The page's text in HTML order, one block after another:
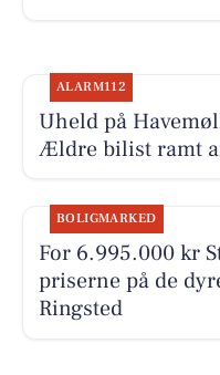
ALARM112
Uheld på
Ældre bilist ramt
BOLIGMARKED
For 6.995.000 kr
priserne på de
Ringsted